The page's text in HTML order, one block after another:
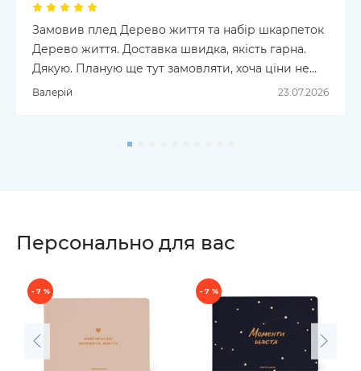
Замовив плед Дерево життя та набір шкарпеток
Дерево життя. Доставка швидка, якість гарна.
Дякую. Планую ще тут замовляти, хоча ціни не
для всіх.
Валерій 23.07.2026
Персонально для вас
- 7 % - 7 %